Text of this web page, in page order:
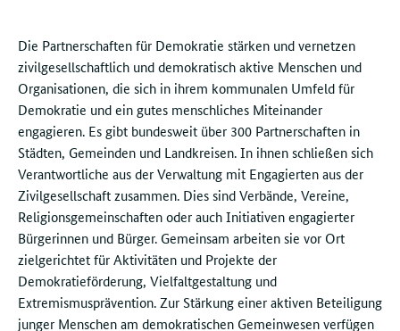
Die Partnerschaften für Demokratie stärken und vernetzen
zivilgesellschaftlich und demokratisch aktive Menschen und
Organisationen, die sich in ihrem kommunalen Umfeld für
Demokratie und ein gutes menschliches Miteinander
engagieren. Es gibt bundesweit über 300 Partnerschaften in
Städten, Gemeinden und Landkreisen. In ihnen schließen sich
Verantwortliche aus der Verwaltung mit Engagierten aus der
Zivilgesellschaft zusammen. Dies sind Verbände, Vereine,
Religionsgemeinschaften oder auch Initiativen engagierter
Bürgerinnen und Bürger. Gemeinsam arbeiten sie vor Ort
zielgerichtet für Aktivitäten und Projekte der
Demokratieförderung, Vielfaltgestaltung und
Extremismusprävention. Zur Stärkung einer aktiven Beteiligung
junger Menschen am demokratischen Gemeinwesen verfügen